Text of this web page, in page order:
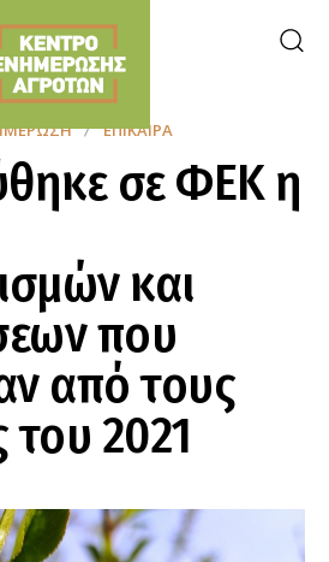
ΕΠΊΚΑΙΡΑ
σε ΦΕΚ η
και
που
από τους
2021